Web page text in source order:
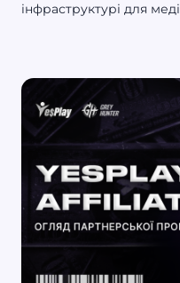
інфраструктурі для
створений для